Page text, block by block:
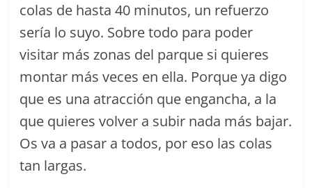
colas de hasta 40 minutos, un refuerzo
sería lo suyo. Sobre todo para poder
visitar más zonas del parque si quieres
montar más veces en ella. Porque ya digo
que es una atracción que engancha, a la
que quieres volver a subir nada más bajar.
Os va a pasar a todos, por eso las colas
tan largas.